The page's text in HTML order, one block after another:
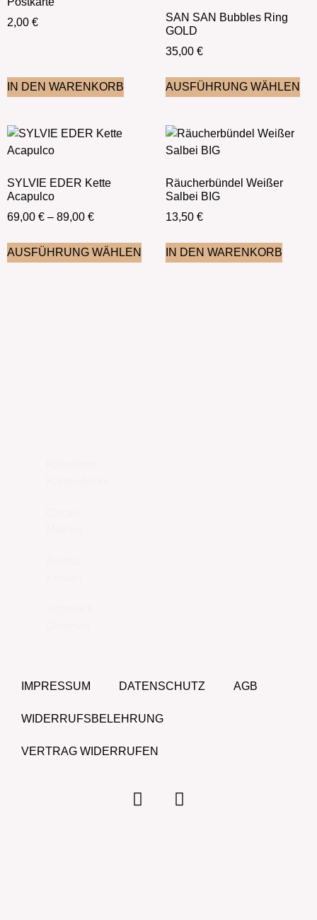
2,00 €
IN DEN WARENKORB
SAN SAN Bubbles Ring
GOLD
35,00 €
AUSFÜHRUNG WÄHLEN
SYLVIE EDER Kette
Acapulco
69,00 € – 89,00 €
AUSFÜHRUNG WÄHLEN
Räucherbündel Weißer
Salbei BIG
13,50 €
IN DEN WARENKORB
IMPRESSUM DATENSCHUTZ AGB
WIDERRUFSBELEHRUNG
VERTRAG WIDERRUFEN